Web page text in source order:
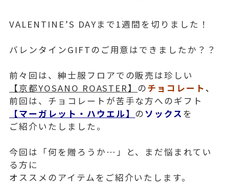
VALENTINE’S DAYまで1週間を切りました！
バレンタインGIFTのご用意はできましたか？？
前々回は、紳士服フロアでの販売は珍しい
【京都YOSANO ROASTER】 のチョコレート 、
前回は、チョコレートが苦手な方へのギフト
【マーガレット・ハウエル】 のソックス を
ご紹介いたしました。
今回は「何を贈ろうか…」と、まだ悩まれてい
る方に
オススメのアイテムをご紹介いたします。